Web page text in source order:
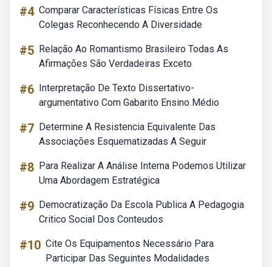
#4 Comparar Características Físicas Entre Os
Colegas Reconhecendo A Diversidade
#5 Relação Ao Romantismo Brasileiro Todas As
Afirmações São Verdadeiras Exceto
#6 Interpretação De Texto Dissertativo-
argumentativo Com Gabarito Ensino Médio
#7 Determine A Resistencia Equivalente Das
Associações Esquematizadas A Seguir
#8 Para Realizar A Análise Interna Podemos Utilizar
Uma Abordagem Estratégica
#9 Democratização Da Escola Publica A Pedagogia
Critico Social Dos Conteudos
#10 Cite Os Equipamentos Necessário Para
Participar Das Seguintes Modalidades